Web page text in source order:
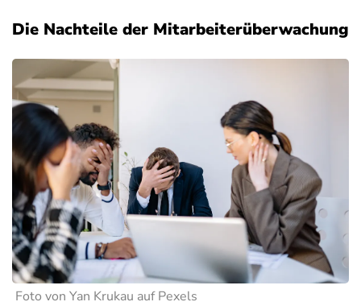
Die Nachteile der Mitarbeiterüberwachung
Foto von Yan Krukau auf Pexels